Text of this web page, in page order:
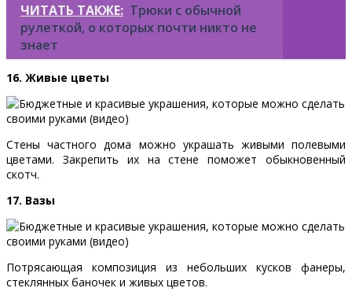
ЧИТАТЬ ТАКЖЕ: Трюки с обычной
рулеткой, о которых почти никто не
знает
16. Живые цветы
Стены частного дома можно украшать живыми полевыми
цветами. Закрепить их на стене поможет обыкновенный
скотч.
17. Вазы
Потрясающая композиция из небольших кусков фанеры,
стеклянных баночек и живых цветов.